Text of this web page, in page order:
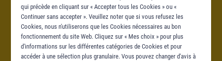
Panneau de gestion des cookies
qui précède en cliquant sur « Accepter tous les Cookies » ou «
Continuer sans accepter ». Veuillez noter que si vous refusez les
Cookies, nous n'utiliserons que les Cookies nécessaires au bon
fonctionnement du site Web. Cliquez sur « Mes choix » pour plus
d'informations sur les différentes catégories de Cookies et pour
accéder à une sélection plus granulaire. Vous pouvez changer d'avis à